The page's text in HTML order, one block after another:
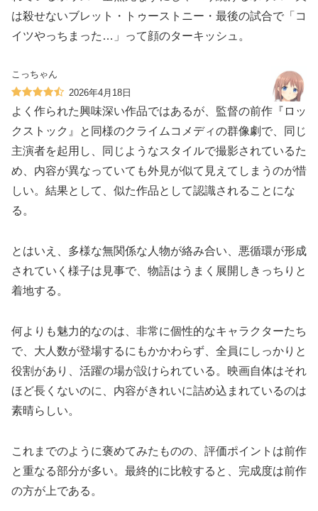
は殺せないブレット・トゥーストニー・最後の試合で「コ
イツやっちまった…」って顔のターキッシュ。
こっちゃん
2026年4月18日
よく作られた興味深い作品ではあるが、監督の前作『ロッ
クストック』と同様のクライムコメディの群像劇で、同じ
主演者を起用し、同じようなスタイルで撮影されているた
め、内容が異なっていても外見が似て見えてしまうのが惜
しい。結果として、似た作品として認識されることにな
る。
とはいえ、多様な無関係な人物が絡み合い、悪循環が形成
されていく様子は見事で、物語はうまく展開しきっちりと
着地する。
何よりも魅力的なのは、非常に個性的なキャラクターたち
で、大人数が登場するにもかかわらず、全員にしっかりと
役割があり、活躍の場が設けられている。映画自体はそれ
ほど長くないのに、内容がきれいに詰め込まれているのは
素晴らしい。
これまでのように褒めてみたものの、評価ポイントは前作
と重なる部分が多い。最終的に比較すると、完成度は前作
の方が上である。